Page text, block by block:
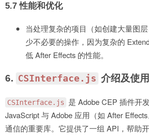
5.7性能和优化
当处理复杂的项目（如创建大量图
少不必要的操作，因为复杂的
低 After Effects 的性能。
6. CSInterface.js 介绍及使
CSInterface.js
是 Adobe CEP 插件开
JavaScript 与 Adobe 应用（如 After Effects
通信的重要库。它提供了一组 API，帮助